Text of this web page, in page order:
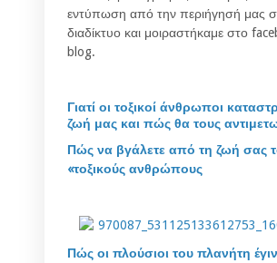
εντύπωση από την περιήγησή μας
διαδίκτυο και μοιραστήκαμε στο
blog.
Γιατί οι τοξικοί άνθρωποι
ζωή μας και πώς θα τους
Πώς να βγάλετε από τη ζωή σας
«τοξικούς ανθρώπους
Πώς οι πλούσιοι του πλανήτη